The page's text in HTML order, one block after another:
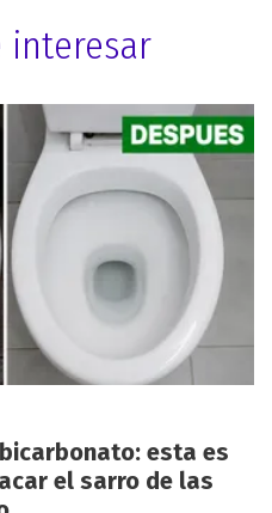
interesar
esta es
el sarro de las